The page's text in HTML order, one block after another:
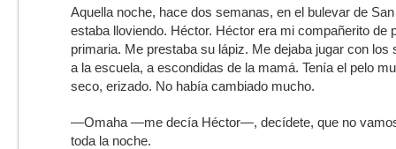
Aquella noche, hace dos semanas, en el bulevar de
estaba lloviendo. Héctor. Héctor era mi compañerito de
primaria. Me prestaba su lápiz. Me dejaba jugar con los
a la escuela, a escondidas de la mamá. Tenía el pelo
seco, erizado. No había cambiado mucho.
—Omaha —me decía Héctor—, decídete, que no
toda la noche.